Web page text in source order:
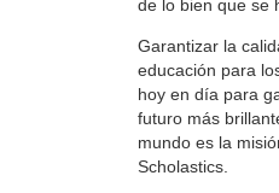
de lo bien que se
Garantizar la
educación para
hoy en día para
futuro más
mundo es la
Scholastics.